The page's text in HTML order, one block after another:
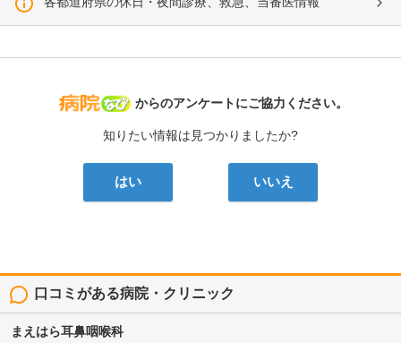
病院なび
からのアンケートにご協力ください。
知りたい情報は見つかりましたか?
はい いいえ
口コミがある病院・クリニック
まえはら耳鼻咽喉科